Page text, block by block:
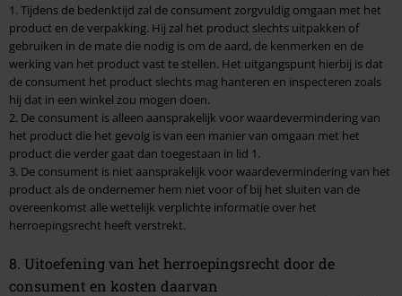
1. Tijdens de bedenktijd zal de consument zorgvuldig omgaan met het
product en de verpakking. Hij zal het product slechts uitpakken of
gebruiken in de mate die nodig is om de aard, de kenmerken en de
werking van het product vast te stellen. Het uitgangspunt hierbij is dat
de consument het product slechts mag hanteren en inspecteren zoals
hij dat in een winkel zou mogen doen.
2. De consument is alleen aansprakelijk voor waardevermindering van
het product die het gevolg is van een manier van omgaan met het
product die verder gaat dan toegestaan in lid 1.
3. De consument is niet aansprakelijk voor waardevermindering van het
product als de ondernemer hem niet voor of bij het sluiten van de
overeenkomst alle wettelijk verplichte informatie over het
herroepingsrecht heeft verstrekt.
8. Uitoefening van het herroepingsrecht door de
consument en kosten daarvan